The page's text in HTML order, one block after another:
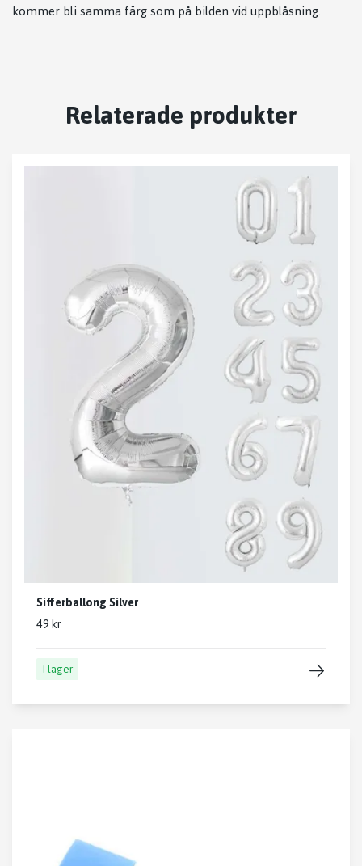
kommer bli samma färg som på bilden vid uppblåsning.
Relaterade produkter
Sifferballong Silver
49 kr
I lager